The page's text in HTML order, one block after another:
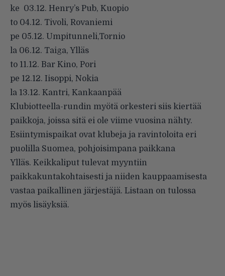
ke 03.12. Henry’s Pub, Kuopio
to 04.12. Tivoli, Rovaniemi
pe 05.12. Umpitunneli,Tornio
la 06.12. Taiga, Ylläs
to 11.12. Bar Kino, Pori
pe 12.12. Iisoppi, Nokia
la 13.12. Kantri, Kankaanpää
Klubiotteella-rundin myötä orkesteri siis kiertää
paikkoja, joissa sitä ei ole viime vuosina nähty.
Esiintymispaikat ovat klubeja ja ravintoloita eri
puolilla Suomea, pohjoisimpana paikkana
Ylläs. Keikkaliput tulevat myyntiin
paikkakuntakohtaisesti ja niiden kauppaamisesta
vastaa paikallinen järjestäjä. Listaan on tulossa
myös lisäyksiä.